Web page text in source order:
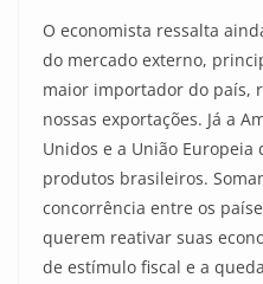
O economista ressalta
do mercado externo,
maior importador do país,
nossas exportações. Já a
Unidos e a União
produtos brasileiros.
concorrência entre os
querem reativar suas
de estímulo fiscal e a